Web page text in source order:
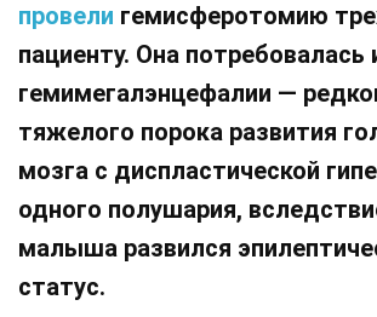
провели гемисферотомию
пациенту. Она потребовалась
гемимегалэнцефалии —
тяжелого порока развития
мозга с диспластической
одного полушария,
малыша развился
статус.